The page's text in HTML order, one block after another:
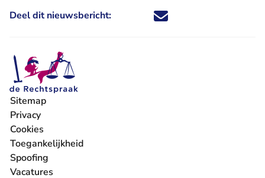
Deel dit nieuwsbericht: Deel dit nieuwsbericht via X -
Deel dit nieuwsbericht via
Deel dit nieuwsbericht
Deel dit
Sitemap
Privacy
Cookies
Toegankelijkheid
Spoofing
Vacatures